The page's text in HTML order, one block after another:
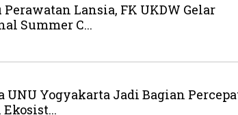
Lansia, FK UKDW Gelar
Summer C...
UNU Yogyakarta Jadi Bagian